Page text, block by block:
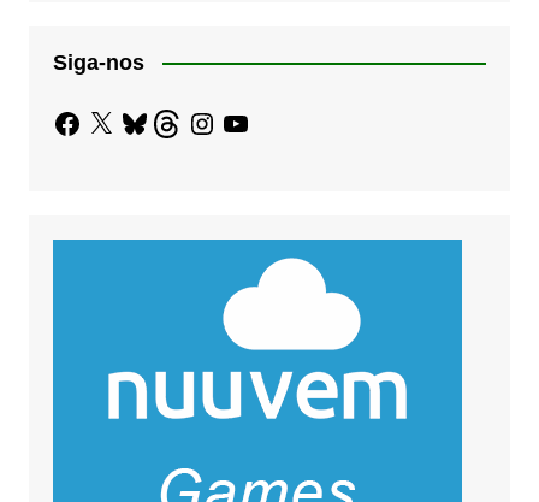
Siga-nos
Facebook
X BlueskyThreadsInstagram
YouTube